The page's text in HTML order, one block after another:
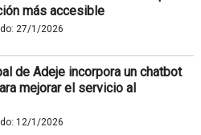
más accesible
27/1/2026
de Adeje incorpora un chatbot
mejorar el servicio al
12/1/2026